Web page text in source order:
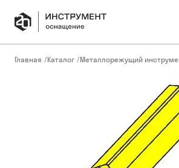
Главная /Каталог /Металлорежущий